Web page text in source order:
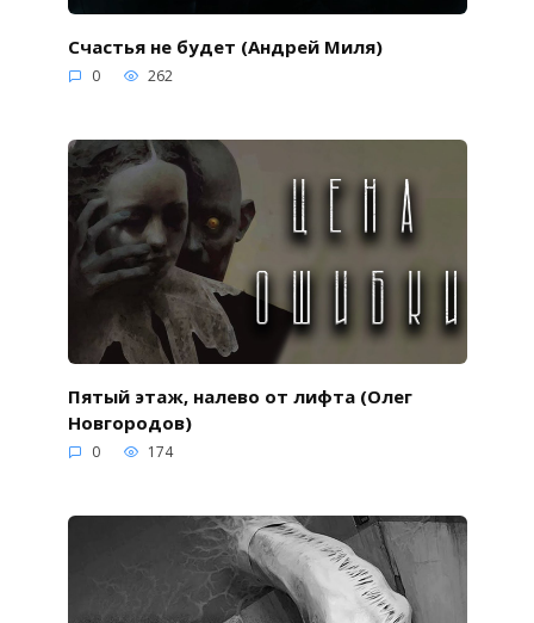
Счастья не будет (Андрей Миля)
0 262
Пятый этаж, налево от лифта (Олег
Новгородов)
0 174